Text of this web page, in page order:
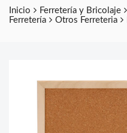
Inicio Ferretería y Bricolaje
Ferretería
Otros Ferreteria
Contacto